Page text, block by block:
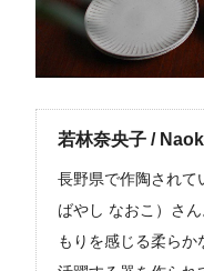
若林奈央子 /
長野県で作陶されて
ばやし なおこ）さ
もりを感じる柔らか